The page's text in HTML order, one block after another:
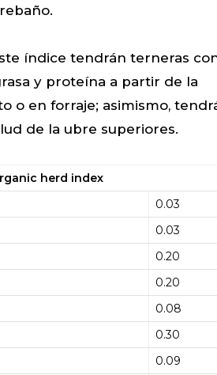
índice tendrán terneras
y proteína a partir de la
o en forraje; asimismo,
de la ubre superiores.
herd index
0.03
0.03
0.20
0.20
0.08
0.30
0.09